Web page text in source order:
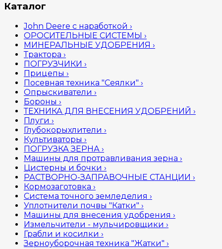
Каталог
John Deere с наработкой ›
ОРОСИТЕЛЬНЫЕ СИСТЕМЫ ›
МИНЕРАЛЬНЫЕ УДОБРЕНИЯ ›
Трактора ›
ПОГРУЗЧИКИ ›
Прицепы ›
Посевная техника "Сеялки" ›
Опрыскиватели ›
Бороны ›
ТЕХНИКА ДЛЯ ВНЕСЕНИЯ УДОБРЕНИЙ ›
Плуги ›
Глубокорыхлители ›
Культиваторы ›
ПОГРУЗКА ЗЕРНА ›
Машины для протравливания зерна ›
Цистерны и бочки ›
РАСТВОРНО-ЗАПРАВОЧНЫЕ СТАНЦИИ ›
Кормозаготовка ›
Система точного земледелия ›
Уплотнители почвы "Катки" ›
Машины для внесения удобрения ›
Измельчители - мульчировщики ›
Грабли и косилки ›
Зерноуборочная техника "Жатки" ›